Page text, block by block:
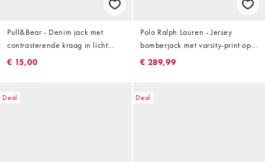
Pull&Bear - Denim jack met
contrasterende kraag in licht
indigo
€ 15,00
Polo Ralph Lauren - Jersey
bomberjack met varsity-print op
de achterkant in marineblauw
€ 289,99
Deal Deal